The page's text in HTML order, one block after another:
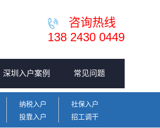
咨询热线
138 2430 0449
深圳入户案例 常见问题
纳税入户
社保入户
投靠入户 招工调干